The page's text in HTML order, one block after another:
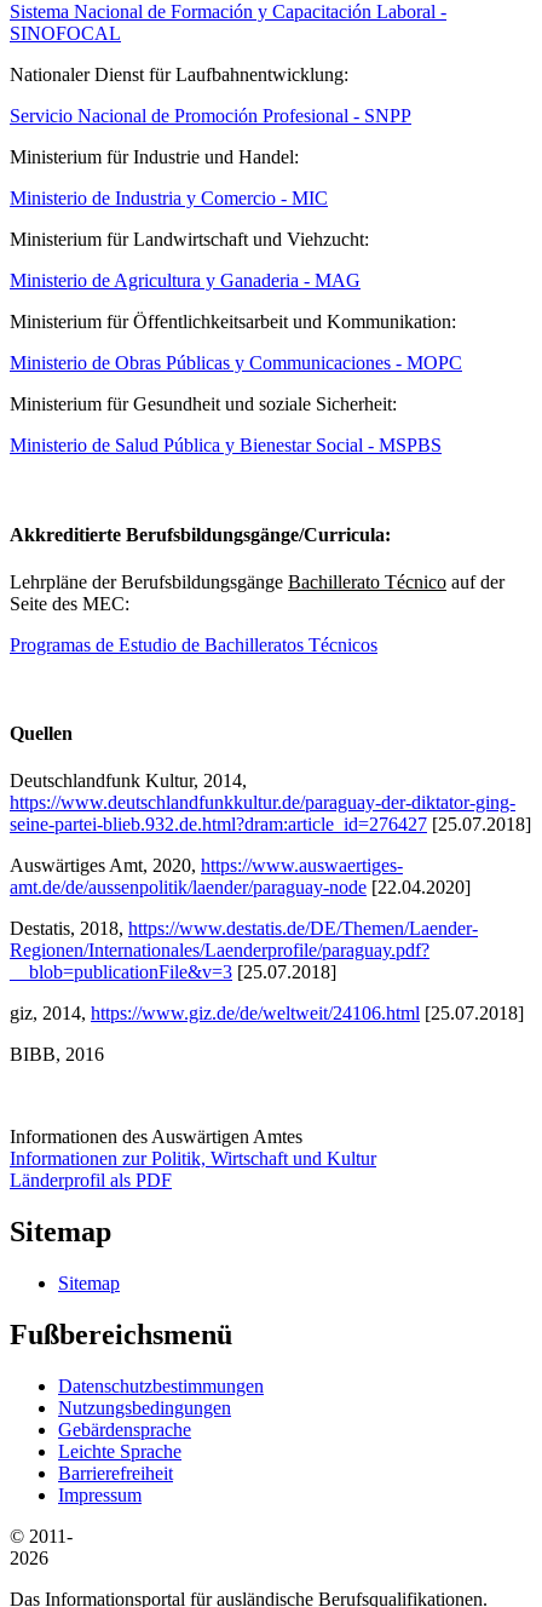
Sistema Nacional de Formación y Capacitación Laboral -
SINOFOCAL
Nationaler Dienst für Laufbahnentwicklung:
Servicio Nacional de Promoción Profesional - SNPP
Ministerium für Industrie und Handel:
Ministerio de Industria y Comercio - MIC
Ministerium für Landwirtschaft und Viehzucht:
Ministerio de Agricultura y Ganaderia - MAG
Ministerium für Öffentlichkeitsarbeit und Kommunikation:
Ministerio de Obras Públicas y Communicaciones - MOPC
Ministerium für Gesundheit und soziale Sicherheit:
Ministerio de Salud Pública y Bienestar Social - MSPBS
Akkreditierte Berufsbildungsgänge/Curricula:
Lehrpläne der Berufsbildungsgänge Bachillerato Técnico auf der
Seite des MEC:
Programas de Estudio de Bachilleratos Técnicos
Quellen
Deutschlandfunk Kultur, 2014,
https://www.deutschlandfunkkultur.de/paraguay-der-diktator-ging-
seine-partei-blieb.932.de.html?dram:article_id=276427 [25.07.2018]
Auswärtiges Amt, 2020, https://www.auswaertiges-
amt.de/de/aussenpolitik/laender/paraguay-node [22.04.2020]
Destatis, 2018, https://www.destatis.de/DE/Themen/Laender-
Regionen/Internationales/Laenderprofile/paraguay.pdf?
__blob=publicationFile&v=3 [25.07.2018]
giz, 2014, https://www.giz.de/de/weltweit/24106.html [25.07.2018]
BIBB, 2016
Informationen des Auswärtigen Amtes
Informationen zur Politik, Wirtschaft und Kultur
Länderprofil als PDF
Sitemap
Sitemap
Fußbereichsmenü
Datenschutzbestimmungen
Nutzungsbedingungen
Gebärdensprache
Leichte Sprache
Barrierefreiheit
Impressum
© 2011-
2026
Das Informationsportal für ausländische Berufsqualifikationen.